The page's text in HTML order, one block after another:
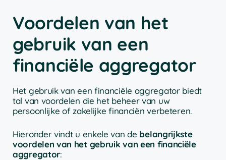
Voordelen van het
gebruik van een
financiële aggregator
Het gebruik van een financiële aggregator biedt
tal van voordelen die het beheer van uw
persoonlijke of zakelijke financiën verbeteren.
Hieronder vindt u enkele van de belangrijkste
voordelen van het gebruik van een financiële
aggregator: